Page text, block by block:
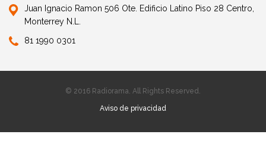
Juan Ignacio Ramon 506 Ote. Edificio Latino Piso 28 Centro,
Monterrey N.L.
81 1990 0301
© 2016 Radiorama. All Rights Reserved.
Aviso de privacidad